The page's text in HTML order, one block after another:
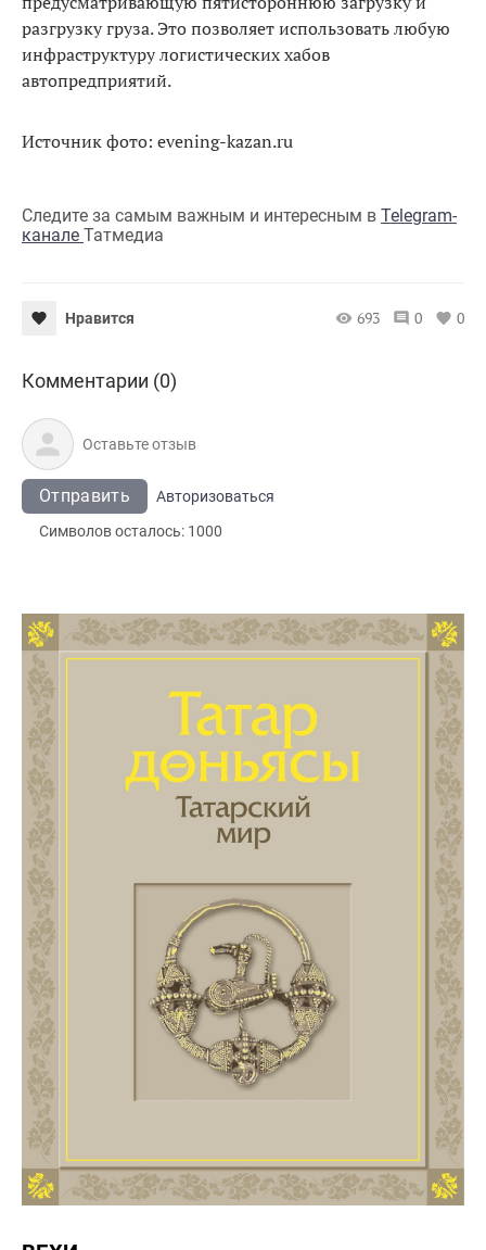
разгрузку груза. Это позволяет использовать любую
инфраструктуру логистических хабов
автопредприятий.
Источник фото: evening-kazan.ru
Следите за самым важным и интересным в Telegram-
канале Татмедиа
Нравится 693 0 0
Комментарии (0)
Отправить
Авторизоваться
Символов осталось: 1000